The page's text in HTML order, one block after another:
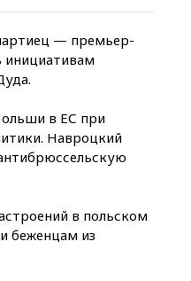
Путин обсудил с
ОАЭ ситуацию в
заливе и на
Суд обязал москвичку
из квартиры
лису и других
групповые
турпоездки для
— премьер-
инициативам
в ЕС при
Навроцкий
в польском
беженцам из